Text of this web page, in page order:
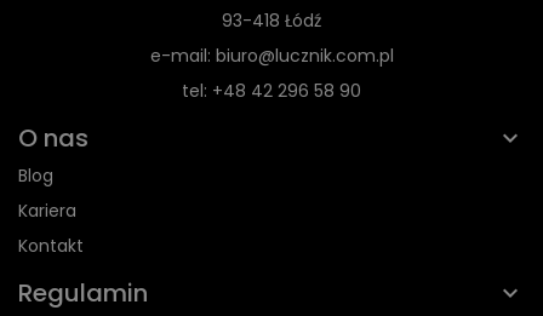
93-418 Łódź
e-mail: biuro@lucznik.com.pl
tel: +48 42 296 58 90
O nas
Blog
Kariera
Kontakt
Regulamin